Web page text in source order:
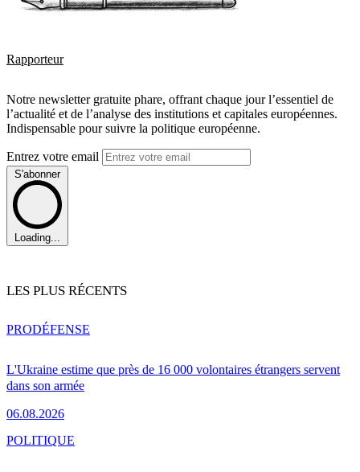
Rapporteur
Notre newsletter gratuite phare, offrant chaque jour l’essentiel de
l’actualité et de l’analyse des institutions et capitales européennes.
Indispensable pour suivre la politique européenne.
Entrez votre email
S'abonner
Loading...
LES PLUS RÉCENTS
L'Ukraine estime que près de 16 000 volontaires étrangers servent
dans son armée
06.08.2026
PRODÉFENSE
POLITIQUE